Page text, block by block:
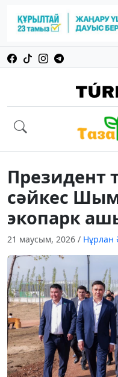
Президент
сәйкес
экопарк
21 маусым, 2026 / Нұрлан